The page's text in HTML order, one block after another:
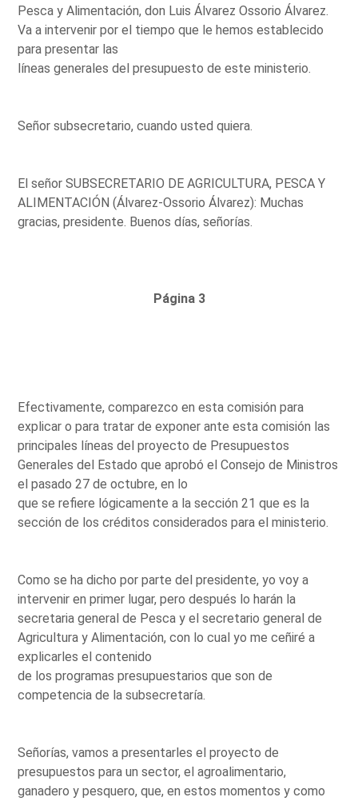
Pesca y Alimentación, don Luis Álvarez Ossorio Álvarez.
Va a intervenir por el tiempo que le hemos establecido
para presentar las
líneas generales del presupuesto de este ministerio.
Señor subsecretario, cuando usted quiera.
El señor SUBSECRETARIO DE AGRICULTURA, PESCA Y
ALIMENTACIÓN (Álvarez-Ossorio Álvarez): Muchas
gracias, presidente. Buenos días, señorías.
Página 3
Efectivamente, comparezco en esta comisión para
explicar o para tratar de exponer ante esta comisión las
principales líneas del proyecto de Presupuestos
Generales del Estado que aprobó el Consejo de Ministros
el pasado 27 de octubre, en lo
que se refiere lógicamente a la sección 21 que es la
sección de los créditos considerados para el ministerio.
Como se ha dicho por parte del presidente, yo voy a
intervenir en primer lugar, pero después lo harán la
secretaria general de Pesca y el secretario general de
Agricultura y Alimentación, con lo cual yo me ceñiré a
explicarles el contenido
de los programas presupuestarios que son de
competencia de la subsecretaría.
Señorías, vamos a presentarles el proyecto de
presupuestos para un sector, el agroalimentario,
ganadero y pesquero, que, en estos momentos y como